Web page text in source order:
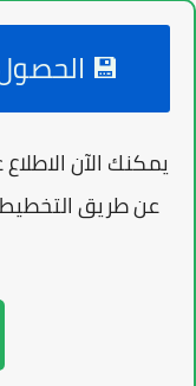
💾
يمكنك الآن
عن طريق التخطيط